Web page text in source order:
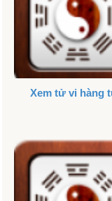
Xem tử vi hàng